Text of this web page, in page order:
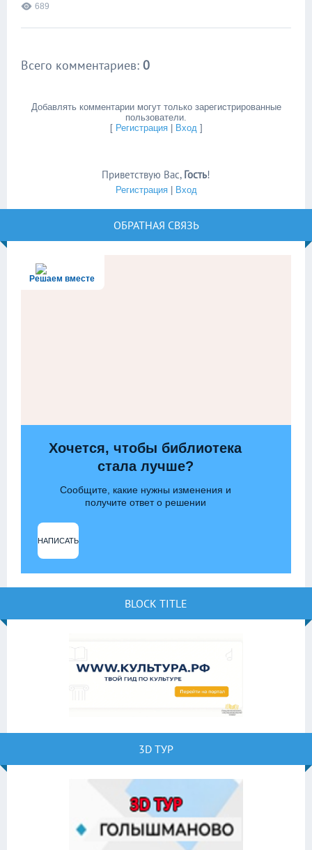
689
Всего комментариев: 0
Добавлять комментарии могут только зарегистрированные
пользователи.
[ Регистрация| Вход]
Приветствую Вас, Гость!
Регистрация| Вход
ОБРАТНАЯ СВЯЗЬ
Решаем вместе
Хочется, чтобы библиотека
стала лучше?
Сообщите, какие нужны изменения и
получите ответ о решении
НАПИСАТЬ
BLOCK TITLE
3D ТУР